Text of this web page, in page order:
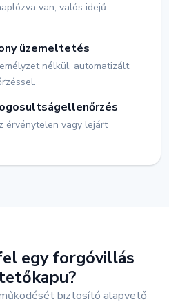
van, valós idejű
üzemeltetés
nélkül, automatizált
érvénytelen vagy lejárt
egy forgóvillás
biztosító alapvető